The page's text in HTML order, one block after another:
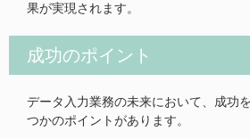
果が実現されます。
成功のポイント
データ入力業務の未来において、成功
つかのポイントがあります。